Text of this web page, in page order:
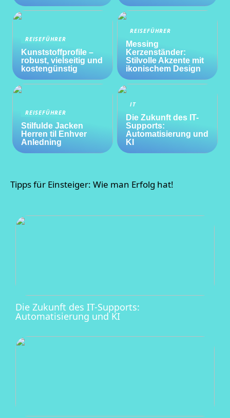
REISEFÜHRER
Kunststoffprofile –
robust, vielseitig und
kostengünstig
REISEFÜHRER
Messing
Kerzenständer:
Stilvolle Akzente mit
ikonischem Design
REISEFÜHRER
Stilfulde Jacken
Herren til Enhver
Anledning
IT
Die Zukunft des IT-
Supports:
Automatisierung und
KI
Tipps für Einsteiger: Wie man Erfolg hat!
Die Zukunft des IT-Supports:
Automatisierung und KI